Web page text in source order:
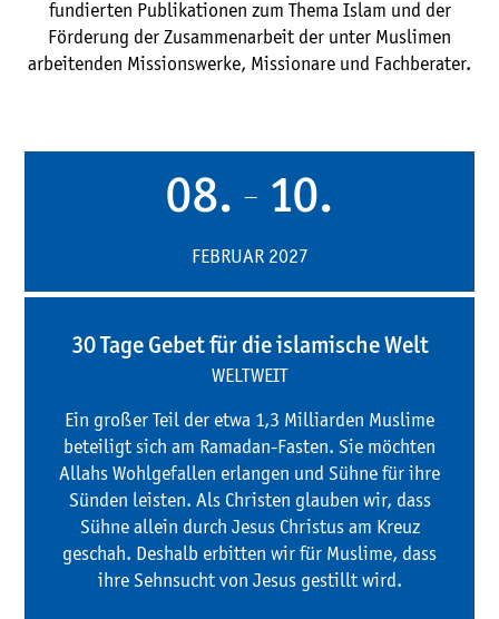
fundierten Publikationen zum Thema Islam und der
Förderung der Zusammenarbeit der unter Muslimen
arbeitenden Missionswerke, Missionare und Fachberater.
08. — 10.
FEBRUAR 2027
30 Tage Gebet für die islamische Welt
WELTWEIT
Ein großer Teil der etwa 1,3 Milliarden Muslime
beteiligt sich am Ramadan-Fasten. Sie möchten
Allahs Wohlgefallen erlangen und Sühne für ihre
Sünden leisten. Als Christen glauben wir, dass
Sühne allein durch Jesus Christus am Kreuz
geschah. Deshalb erbitten wir für Muslime, dass
ihre Sehnsucht von Jesus gestillt wird.